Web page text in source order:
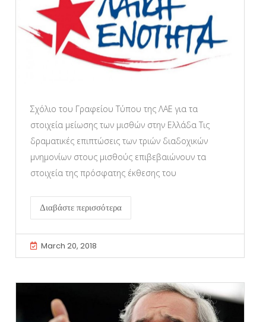
Σχόλιο του Γραφείου Τύπου της ΛΑΕ για τα
στοιχεία μείωσης των μισθών στην Ελλάδα Τις
δραματικές επιπτώσεις των τριών διαδοχικών
μνημονίων στους μισθούς επιβεβαιώνουν τα
στοιχεία της πρόσφατης έκθεσης του
Διαβάστε περισσότερα
March 20, 2018